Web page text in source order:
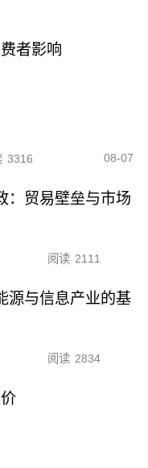
者影响
3316 08-07
：贸易壁垒与市场
阅读 2111
源与信息产业的基
阅读 2834